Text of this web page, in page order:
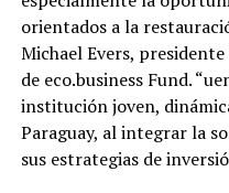
orientados a la
Michael Evers,
de eco.business Fund.
institución joven,
Paraguay, al integrar la
sus estrategias de